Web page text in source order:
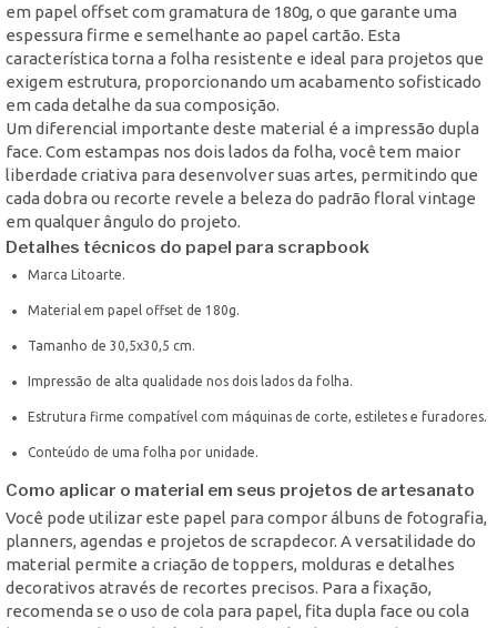
em papel offset com gramatura de 180g, o que garante uma
espessura firme e semelhante ao papel cartão. Esta
característica torna a folha resistente e ideal para projetos que
exigem estrutura, proporcionando um acabamento sofisticado
em cada detalhe da sua composição.
Um diferencial importante deste material é a impressão dupla
face. Com estampas nos dois lados da folha, você tem maior
liberdade criativa para desenvolver suas artes, permitindo que
cada dobra ou recorte revele a beleza do padrão floral vintage
em qualquer ângulo do projeto.
Detalhes técnicos do papel para scrapbook
Marca Litoarte.
Material em papel offset de 180g.
Tamanho de 30,5x30,5 cm.
Impressão de alta qualidade nos dois lados da folha.
Estrutura firme compatível com máquinas de corte, estiletes e furadores.
Conteúdo de uma folha por unidade.
Como aplicar o material em seus projetos de artesanato
Você pode utilizar este papel para compor álbuns de fotografia,
planners, agendas e projetos de scrapdecor. A versatilidade do
material permite a criação de toppers, molduras e detalhes
decorativos através de recortes precisos. Para a fixação,
recomenda se o uso de cola para papel, fita dupla face ou cola